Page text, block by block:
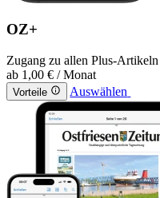
OZ+
Zugang zu allen Plus-
ab 1,00 € / Monat
Vorteile Auswählen